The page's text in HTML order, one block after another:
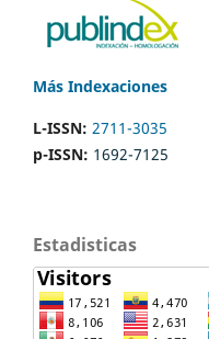
Más Indexaciones
L-ISSN: 2711-3035
p-ISSN: 1692-7125
Estadisticas